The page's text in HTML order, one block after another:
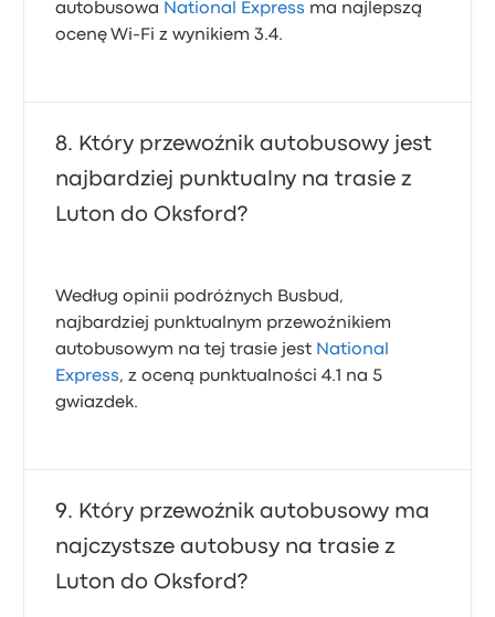
autobusowa National Express ma najlepszą
ocenę Wi-Fi z wynikiem 3.4.
Który przewoźnik autobusowy jest
najbardziej punktualny na trasie z
Luton do Oksford?
Według opinii podróżnych Busbud,
najbardziej punktualnym przewoźnikiem
autobusowym na tej trasie jest National
Express, z oceną punktualności 4.1 na 5
gwiazdek.
Który przewoźnik autobusowy ma
najczystsze autobusy na trasie z
Luton do Oksford?